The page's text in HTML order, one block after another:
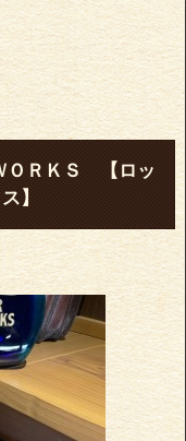
ＯＲＫＳ 【ロッ
】